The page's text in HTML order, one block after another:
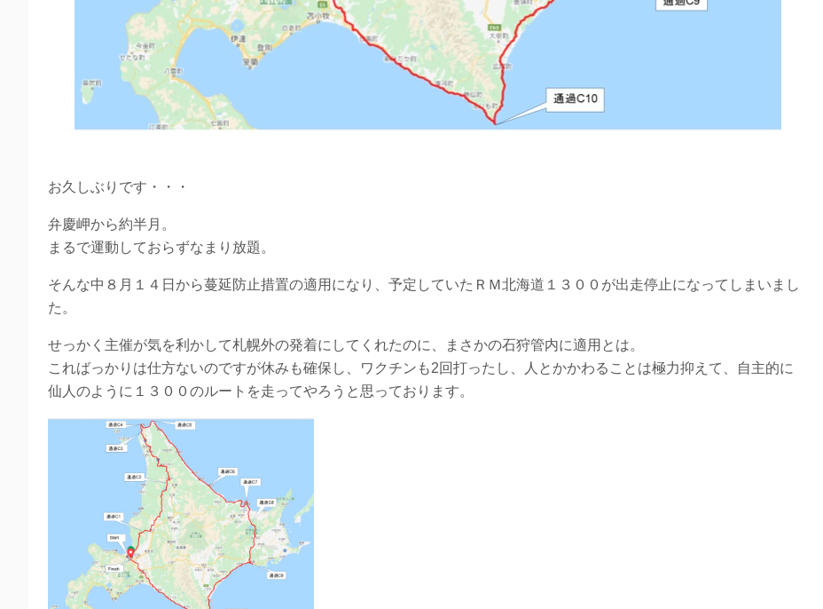
お久しぶりです・・・
弁慶岬から約半月。
まるで運動しておらずなまり放題。
そんな中８月１４日から蔓延防止措置の適用になり、予定していたＲＭ北海道１３００が出走停止になってしまいまし
た。
せっかく主催が気を利かして札幌外の発着にしてくれたのに、まさかの石狩管内に適用とは。
こればっかりは仕方ないのですが休みも確保し、ワクチンも2回打ったし、人とかかわることは極力抑えて、自主的に
仙人のように１３００のルートを走ってやろうと思っております。